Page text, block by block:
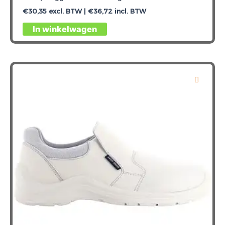
€30,35excl. BTW | €36,72incl. BTW
In winkelwagen
Dit
product
meerdere
de
productpagina